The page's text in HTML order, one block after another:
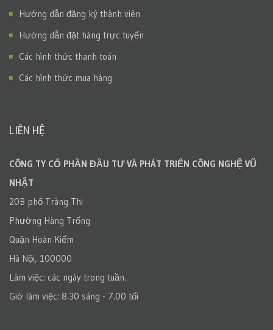
Hướng dẫn đăng ký thành viên
Hướng dẫn đặt hàng trực tuyến
Các hình thức thanh toán
Các hình thức mua hàng
LIÊN HỆ
CÔNG TY CỔ PHẦN ĐẦU TƯ VÀ PHÁT TRIỂN CÔNG NGHỆ VŨ
NHẬT
20B phố Tràng Thi
Phường Hàng Trống
Quận Hoàn Kiếm
Hà Nội, 100000
Làm việc: các ngày trong tuần.
Giờ làm việc: 8.30 sáng - 7.00 tối